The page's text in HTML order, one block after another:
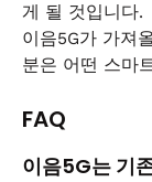
게 될 것입니다.
이음5G가 가져
분은 어떤 스마
FAQ
이음5G는 기